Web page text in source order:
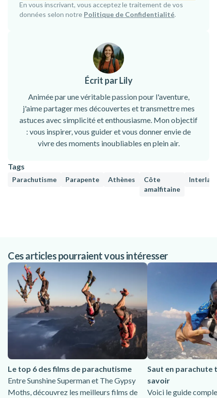
En vous inscrivant, vous acceptez le traitement de vos
données selon notre Politique de Confidentialité.
Écrit par Lily
Animée par une véritable passion pour l'aventure,
j'aime partager mes découvertes et transmettre mes
astuces avec simplicité et enthousiasme. Mon objectif
: vous inspirer, vous guider et vous donner envie de
vivre des moments inoubliables en plein air.
Tags
Parachutisme Parapente Athènes
Côte
amalfitaine
Ces articles pourraient vous intéresser
Le top 6 des films de parachutisme
Entre Sunshine Superman et The Gypsy
Moths, découvrez les meilleurs films de
Saut en parachute
savoir
Voici le guide